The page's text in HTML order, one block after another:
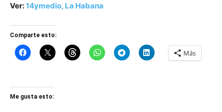
Ver:14ymedio, La Habana
Comparte esto:
Más
Me gusta esto: